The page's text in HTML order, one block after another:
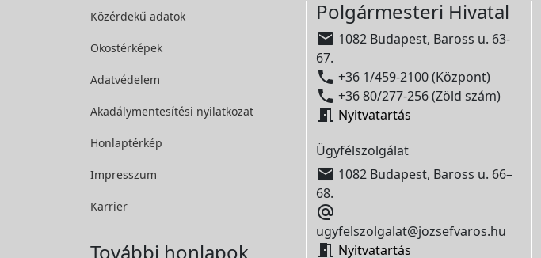
Közérdekű adatok
Okostérképek
Adatvédelem
Akadálymentesítési nyilatkozat
Honlaptérkép
Impresszum
Karrier
További honlapok
Polgármesteri Hivatal
 1082 Budapest, Baross u. 63-
67.
 +36 1/459-2100 (Központ)
 +36 80/277-256 (Zöld szám)
 Nyitvatartás
Ügyfélszolgálat
 1082 Budapest, Baross u. 66–
68.

ugyfelszolgalat@jozsefvaros.hu
 Nyitvatartás